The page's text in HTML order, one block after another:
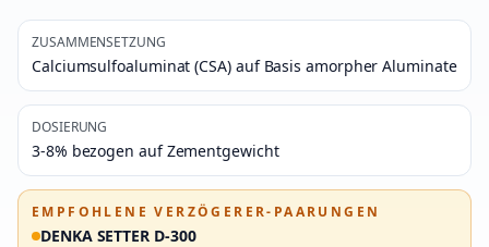
ZUSAMMENSETZUNG
Calciumsulfoaluminat (CSA) auf Basis amorpher Aluminate
DOSIERUNG
3-8% bezogen auf Zementgewicht
EMPFOHLENE VERZÖGERER-PAARUNGEN
DENKA SETTER D-300